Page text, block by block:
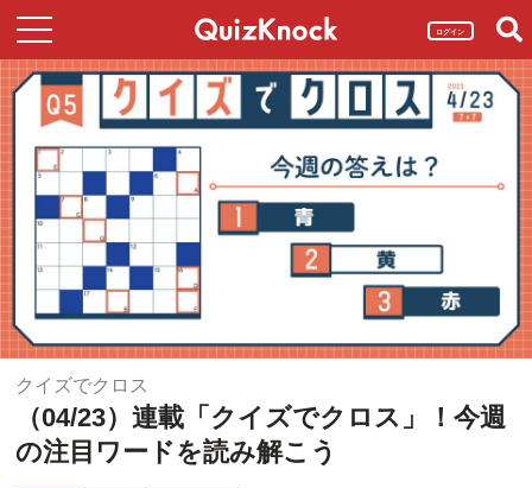
ログイン
クイズでクロス
（04/23）連載「クイズでクロス」！今週
の注目ワードを読み解こう